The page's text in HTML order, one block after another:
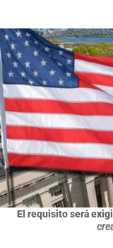
El requisito será